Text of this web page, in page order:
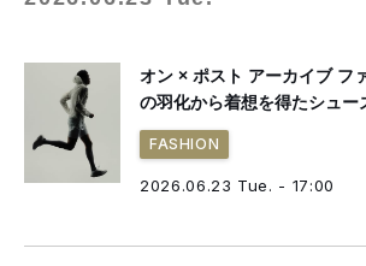
オン × ポスト アーカイブ
の羽化から着想を得たシュー
FASHION
2026.06.23 Tue. - 17:00